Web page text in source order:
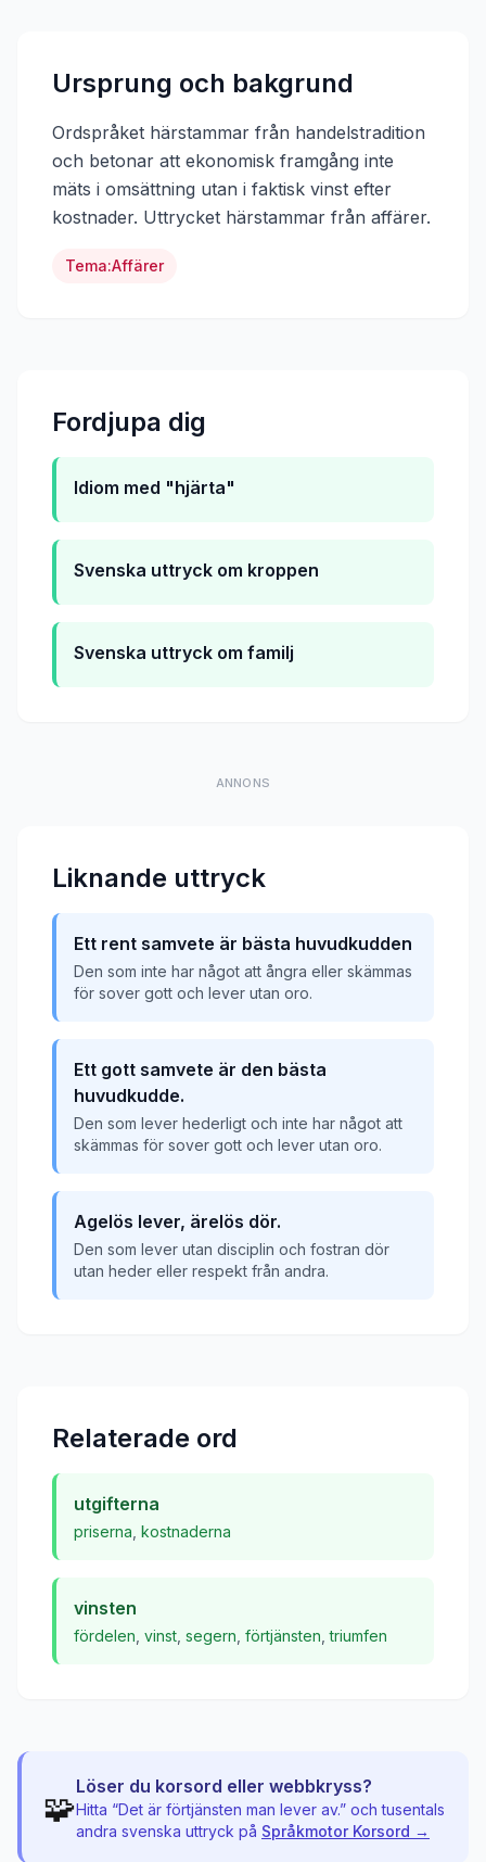
Ursprung och bakgrund
Ordspråket härstammar från handelstradition
och betonar att ekonomisk framgång inte
mäts i omsättning utan i faktisk vinst efter
kostnader. Uttrycket härstammar från affärer.
Tema:Affärer
Fordjupa dig
Idiom med "hjärta"
Svenska uttryck om kroppen
Svenska uttryck om familj
ANNONS
Liknande uttryck
Ett rent samvete är bästa huvudkudden
Den som inte har något att ångra eller skämmas
för sover gott och lever utan oro.
Ett gott samvete är den bästa
huvudkudde.
Den som lever hederligt och inte har något att
skämmas för sover gott och lever utan oro.
Agelös lever, ärelös dör.
Den som lever utan disciplin och fostran dör
utan heder eller respekt från andra.
Relaterade ord
utgifterna
priserna kostnaderna
vinsten
fördelen vinst segern förtjänsten ,triumfen
🧩
Löser du korsord eller webbkryss?
Hitta “Det är förtjänsten man lever av.” och tusentals
andra svenska uttryck på Språkmotor Korsord →